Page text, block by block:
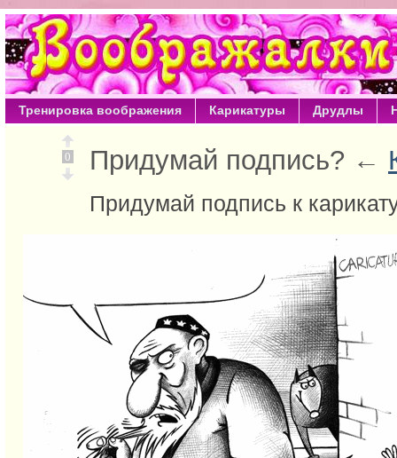
Тренировка воображения Карикатуры Друдлы
0 Придумай подпись? ←
Придумай подпись к